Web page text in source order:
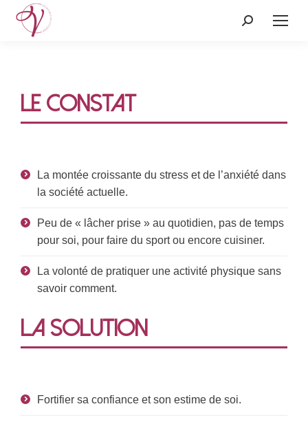
Recherche
LE CONSTAT
La montée croissante du stress et de l’anxiété dans
la société actuelle.
Peu de « lâcher prise » au quotidien, pas de temps
pour soi, pour faire du sport ou encore cuisiner.
La volonté de pratiquer une activité physique sans
savoir comment.
LA SOLUTION
Fortifier sa confiance et son estime de soi.